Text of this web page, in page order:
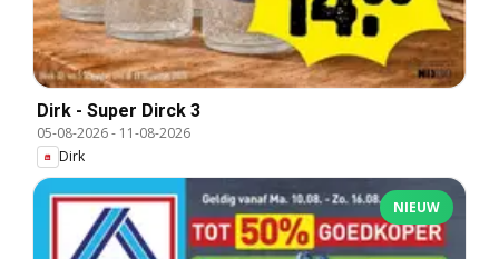
Dirk - Super Dirck 3
05-08-2026- 11-08-2026
Dirk
NIEUW